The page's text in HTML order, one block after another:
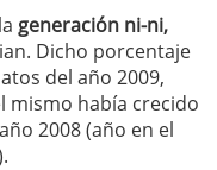
generación ni-ni,
Dicho porcentaje
del año 2009,
mismo había crecido
2008 (año en el